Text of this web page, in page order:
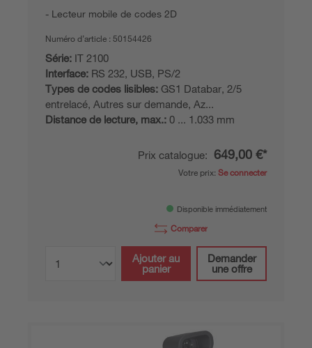
Lecteur mobile de codes 2D
Numéro d’article : 50154426
Série: IT 2100
Interface: RS 232, USB, PS/2
Types de codes lisibles: GS1 Databar, 2/5
entrelacé, Autres sur demande, Az...
Distance de lecture, max.: 0 ... 1.033 mm
Prix catalogue: 649,00 €*
Votre prix: Se connecter
Disponible immédiatement
Comparer
Ajouter au
panier
Demander
une offre